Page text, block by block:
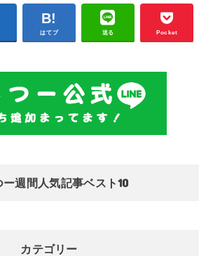
はてブ 送る Pocket
ー週間人気記事ベスト10
カテゴリー